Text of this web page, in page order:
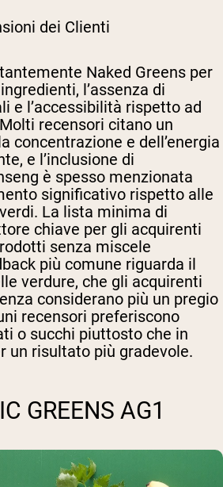
dei Clienti
Naked Greens per
l’assenza di
e l’accessibilità rispetto ad
recensori citano un
concentrazione e dell’energia
e l’inclusione di
è spesso menzionata
significativo rispetto alle
La lista minima di
chiave per gli acquirenti
senza miscele
più comune riguarda il
verdure, che gli acquirenti
considerano più un pregio
recensori preferiscono
o succhi piuttosto che in
un risultato più gradevole.
GREENS AG1